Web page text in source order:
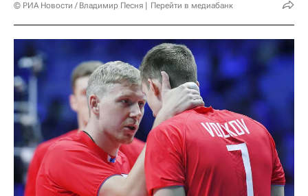
© РИА Новости / Владимир Песня Перейти в медиабанк